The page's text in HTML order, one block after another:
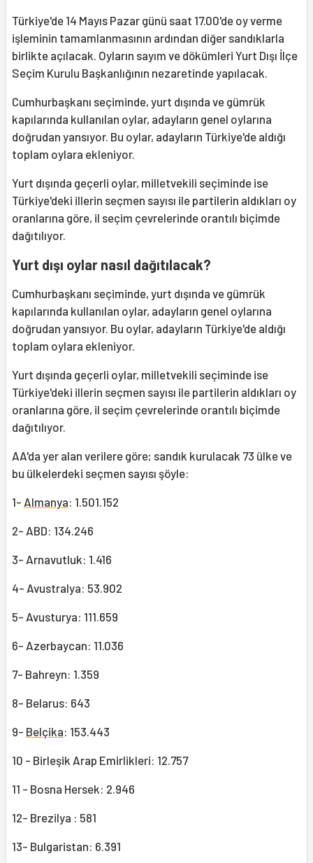
Türkiye'de 14 Mayıs Pazar günü saat 17.00'de oy verme
işleminin tamamlanmasının ardından diğer sandıklarla
birlikte açılacak. Oyların sayım ve dökümleri Yurt Dışı İlçe
Seçim Kurulu Başkanlığının nezaretinde yapılacak.
Cumhurbaşkanı seçiminde, yurt dışında ve gümrük
kapılarında kullanılan oylar, adayların genel oylarına
doğrudan yansıyor. Bu oylar, adayların Türkiye'de aldığı
toplam oylara ekleniyor.
Yurt dışında geçerli oylar, milletvekili seçiminde ise
Türkiye'deki illerin seçmen sayısı ile partilerin aldıkları oy
oranlarına göre, il seçim çevrelerinde orantılı biçimde
dağıtılıyor.
Yurt dışı oylar nasıl dağıtılacak?
Cumhurbaşkanı seçiminde, yurt dışında ve gümrük
kapılarında kullanılan oylar, adayların genel oylarına
doğrudan yansıyor. Bu oylar, adayların Türkiye'de aldığı
toplam oylara ekleniyor.
Yurt dışında geçerli oylar, milletvekili seçiminde ise
Türkiye'deki illerin seçmen sayısı ile partilerin aldıkları oy
oranlarına göre, il seçim çevrelerinde orantılı biçimde
dağıtılıyor.
AA'da yer alan verilere göre; sandık kurulacak 73 ülke ve
bu ülkelerdeki seçmen sayısı şöyle:
1- Almanya: 1.501.152
2- ABD: 134.246
3- Arnavutluk: 1.416
4- Avustralya: 53.902
5- Avusturya: 111.659
6- Azerbaycan: 11.036
7- Bahreyn: 1.359
8- Belarus: 643
9- Belçika: 153.443
10 - Birleşik Arap Emirlikleri: 12.757
11 - Bosna Hersek: 2.946
12- Brezilya : 581
13- Bulgaristan: 6.391